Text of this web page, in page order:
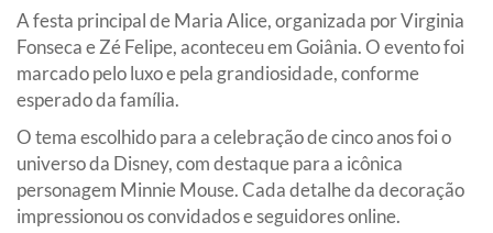
A festa principal de Maria Alice, organizada por Virginia
Fonseca e Zé Felipe, aconteceu em Goiânia. O evento foi
marcado pelo luxo e pela grandiosidade, conforme
esperado da família.
O tema escolhido para a celebração de cinco anos foi o
universo da Disney, com destaque para a icônica
personagem Minnie Mouse. Cada detalhe da decoração
impressionou os convidados e seguidores online.